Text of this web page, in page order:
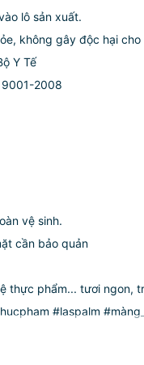
lô sản xuất.
không gây độc hại
Y Tế
9001-2008
vệ sinh.
cần bảo quản
phẩm... tươi ngon,
#laspalm